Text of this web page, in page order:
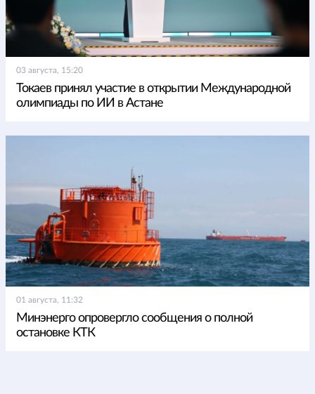
03 августа, 15:20
Токаев принял участие в открытии Международной
олимпиады по ИИ в Астане
01 августа, 11:32
Минэнерго опровергло сообщения о полной
остановке КТК